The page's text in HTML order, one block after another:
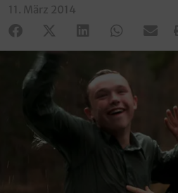
11. März 2014